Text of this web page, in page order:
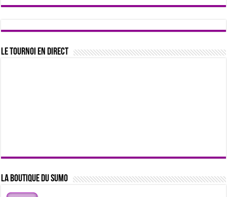
Le tournoi en direct
La boutique du sumo